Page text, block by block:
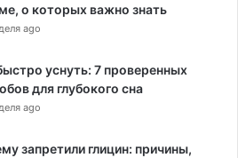
о которых важно знать
ago
уснуть: 7 проверенных
для глубокого сна
ago
запретили глицин: причины,